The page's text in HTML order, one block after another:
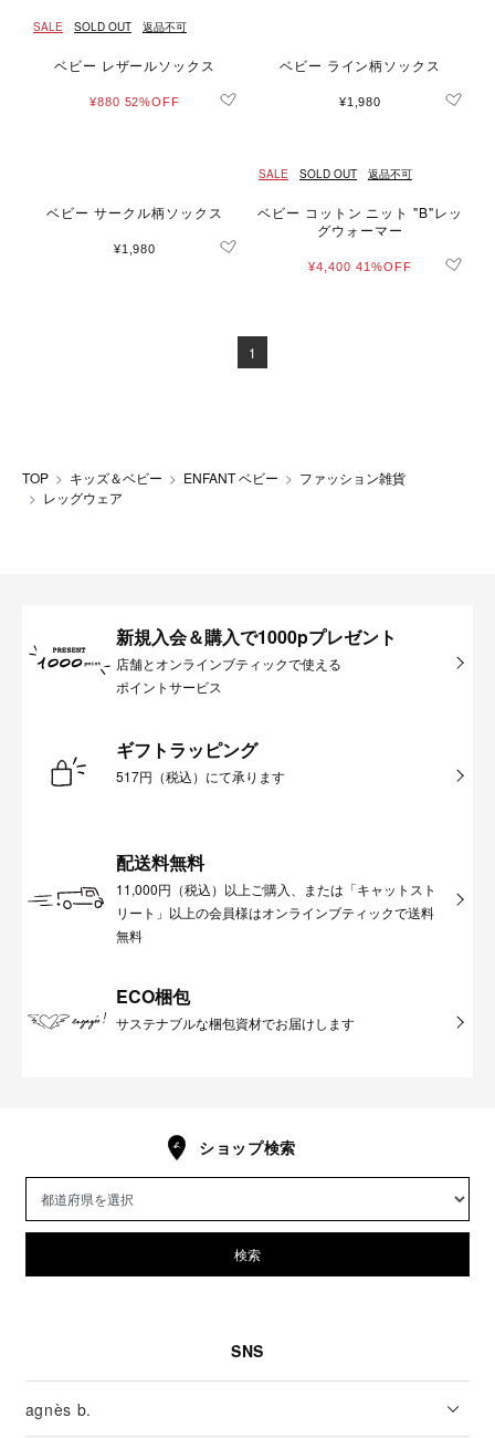
SALE SOLD OUT 返品不可
ベビー レザールソックス
¥880 52%OFF
ベビー ライン柄ソックス
¥1,980
ベビー サークル柄ソックス
¥1,980
SALE SOLD OUT 返品不可
ベビー コットン ニット "B"レッ
グウォーマー
¥4,400 41%OFF
1
TOP キッズ＆ベビー ENFANT ベビー
ファッション雑貨
レッグウェア
新規入会＆購入で1000pプレゼント
店舗とオンラインブティックで使える
ポイントサービス
ギフトラッピング
517円（税込）にて承ります
配送料無料
11,000円（税込）以上ご購入、または「キャットスト
リート」以上の会員様はオンラインブティックで送料
無料
ECO梱包
サステナブルな梱包資材でお届けします
ショップ検索
検索
SNS
agnès b.